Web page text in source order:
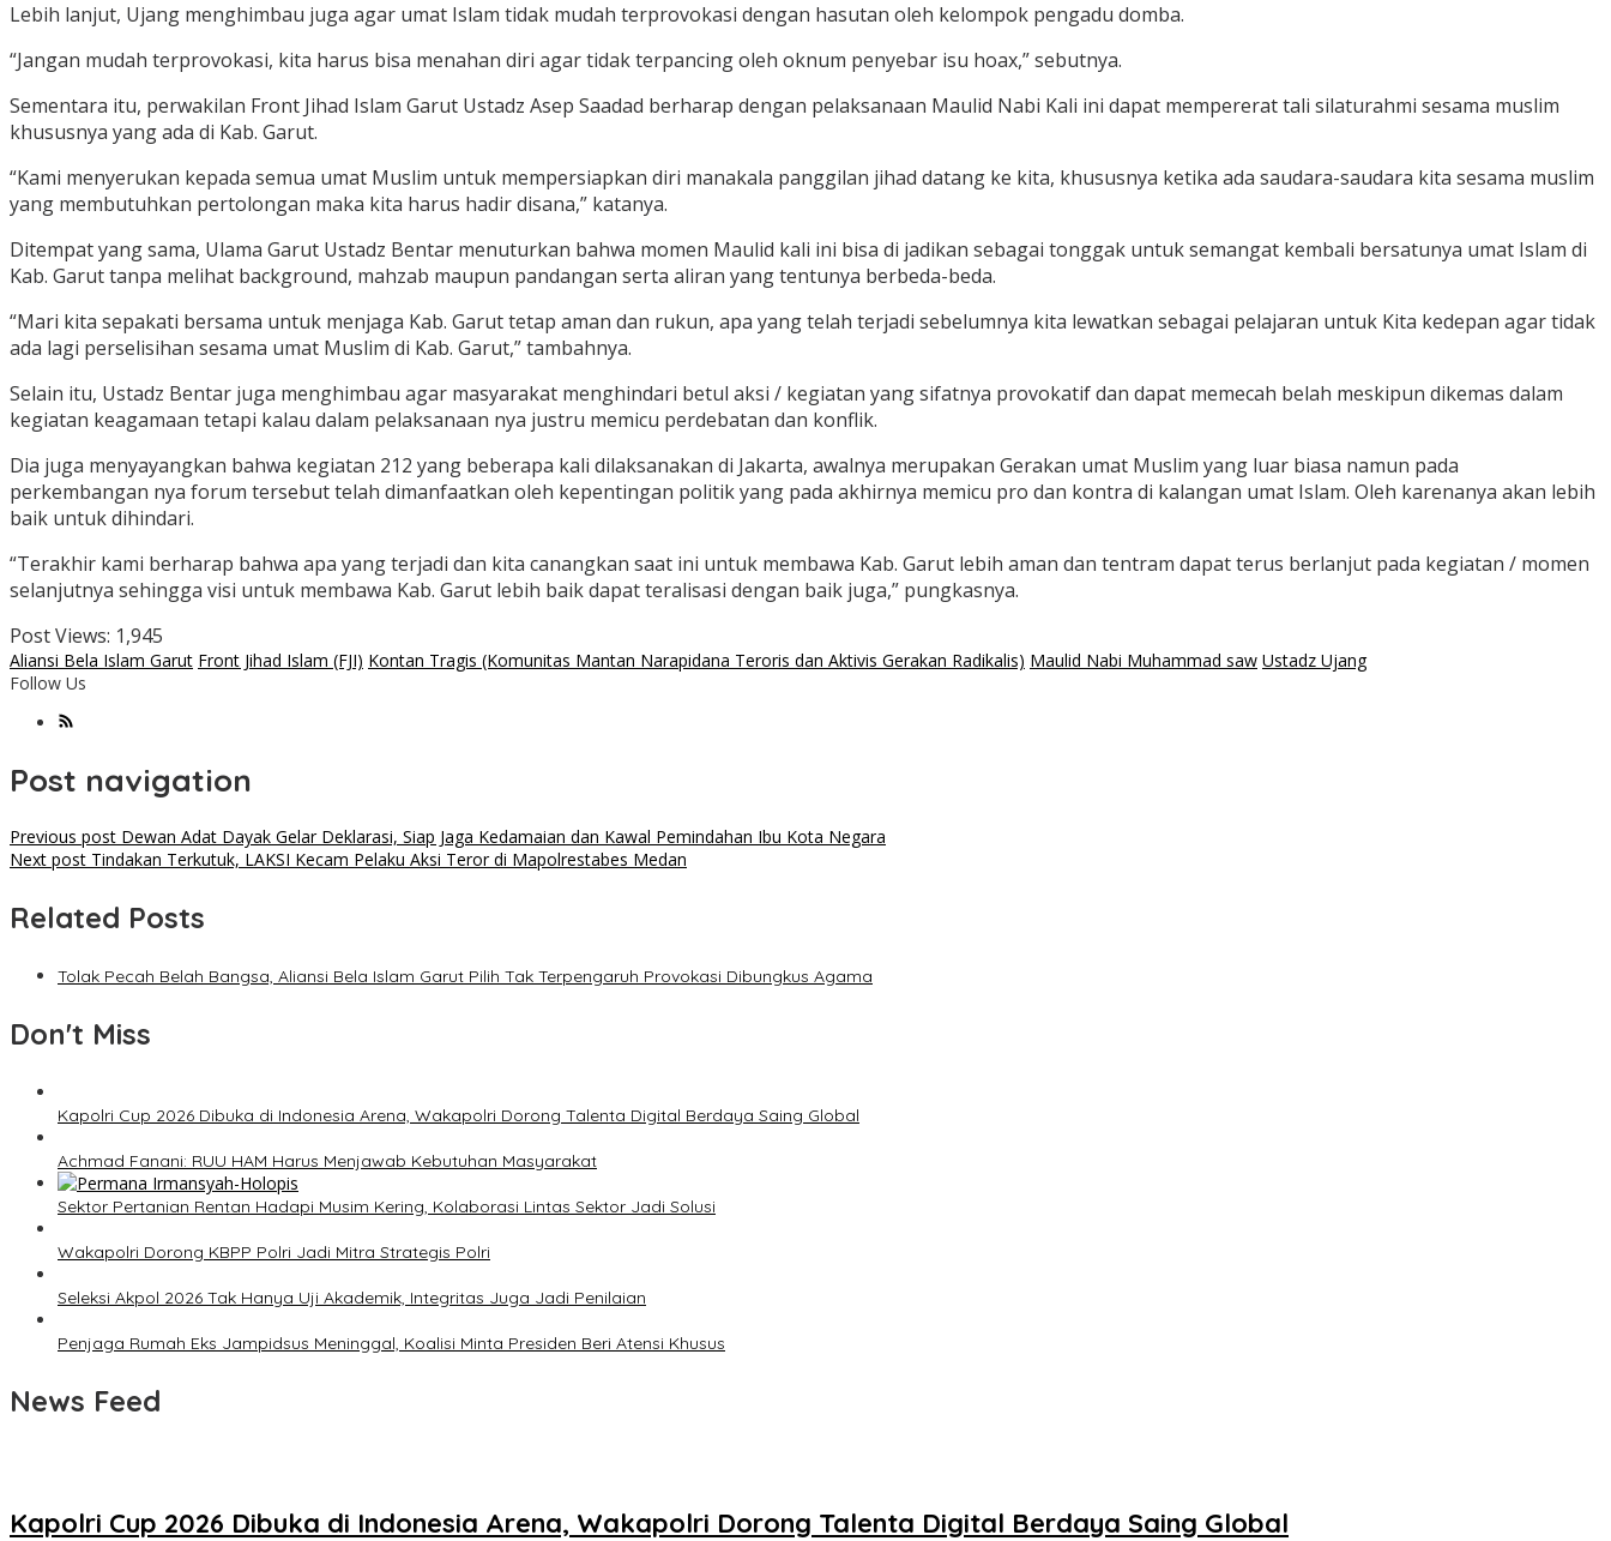
Lebih lanjut, Ujang menghimbau juga agar umat Islam tidak mudah terprovokasi dengan hasutan oleh kelompok pengadu domba.
“Jangan mudah terprovokasi, kita harus bisa menahan diri agar tidak terpancing oleh oknum penyebar isu hoax,” sebutnya.
Sementara itu, perwakilan Front Jihad Islam Garut Ustadz Asep Saadad berharap dengan pelaksanaan Maulid Nabi Kali ini dapat mempererat tali silaturahmi sesama muslim
khususnya yang ada di Kab. Garut.
“Kami menyerukan kepada semua umat Muslim untuk mempersiapkan diri manakala panggilan jihad datang ke kita, khususnya ketika ada saudara-saudara kita sesama muslim
yang membutuhkan pertolongan maka kita harus hadir disana,” katanya.
Ditempat yang sama, Ulama Garut Ustadz Bentar menuturkan bahwa momen Maulid kali ini bisa di jadikan sebagai tonggak untuk semangat kembali bersatunya umat Islam di
Kab. Garut tanpa melihat background, mahzab maupun pandangan serta aliran yang tentunya berbeda-beda.
“Mari kita sepakati bersama untuk menjaga Kab. Garut tetap aman dan rukun, apa yang telah terjadi sebelumnya kita lewatkan sebagai pelajaran untuk Kita kedepan agar tidak
ada lagi perselisihan sesama umat Muslim di Kab. Garut,” tambahnya.
Selain itu, Ustadz Bentar juga menghimbau agar masyarakat menghindari betul aksi / kegiatan yang sifatnya provokatif dan dapat memecah belah meskipun dikemas dalam
kegiatan keagamaan tetapi kalau dalam pelaksanaan nya justru memicu perdebatan dan konflik.
Dia juga menyayangkan bahwa kegiatan 212 yang beberapa kali dilaksanakan di Jakarta, awalnya merupakan Gerakan umat Muslim yang luar biasa namun pada
perkembangan nya forum tersebut telah dimanfaatkan oleh kepentingan politik yang pada akhirnya memicu pro dan kontra di kalangan umat Islam. Oleh karenanya akan lebih
baik untuk dihindari.
“Terakhir kami berharap bahwa apa yang terjadi dan kita canangkan saat ini untuk membawa Kab. Garut lebih aman dan tentram dapat terus berlanjut pada kegiatan / momen
selanjutnya sehingga visi untuk membawa Kab. Garut lebih baik dapat teralisasi dengan baik juga,” pungkasnya.
Post Views: 1,945
Aliansi Bela Islam Garut Front Jihad Islam (FJI) Kontan Tragis (Komunitas Mantan Narapidana Teroris dan Aktivis Gerakan Radikalis) Maulid Nabi Muhammad saw Ustadz Ujang
Follow Us
Post navigation
Previous post Dewan Adat Dayak Gelar Deklarasi, Siap Jaga Kedamaian dan Kawal Pemindahan Ibu Kota Negara
Next post Tindakan Terkutuk, LAKSI Kecam Pelaku Aksi Teror di Mapolrestabes Medan
Related Posts
Tolak Pecah Belah Bangsa, Aliansi Bela Islam Garut Pilih Tak Terpengaruh Provokasi Dibungkus Agama
Don't Miss
Kapolri Cup 2026 Dibuka di Indonesia Arena, Wakapolri Dorong Talenta Digital Berdaya Saing Global
Achmad Fanani: RUU HAM Harus Menjawab Kebutuhan Masyarakat
Sektor Pertanian Rentan Hadapi Musim Kering, Kolaborasi Lintas Sektor Jadi Solusi
Wakapolri Dorong KBPP Polri Jadi Mitra Strategis Polri
Seleksi Akpol 2026 Tak Hanya Uji Akademik, Integritas Juga Jadi Penilaian
Penjaga Rumah Eks Jampidsus Meninggal, Koalisi Minta Presiden Beri Atensi Khusus
News Feed
Kapolri Cup 2026 Dibuka di Indonesia Arena, Wakapolri Dorong Talenta Digital Berdaya Saing Global